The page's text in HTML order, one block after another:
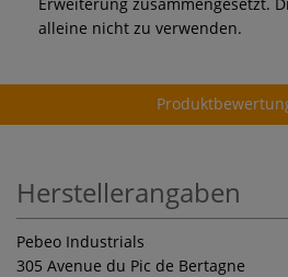
alleine nicht zu verwenden.
Herstellerangaben
Pebeo Industrials
305 Avenue du Pic de Bertagne